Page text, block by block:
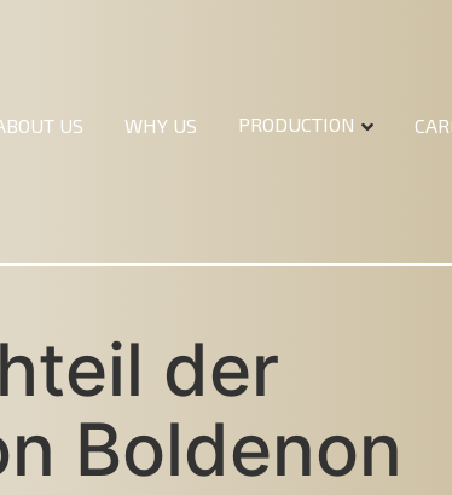
US WHY US PRODUCTION
der
Boldenon